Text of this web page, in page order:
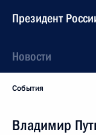
Президент
Новости
События
Владимир